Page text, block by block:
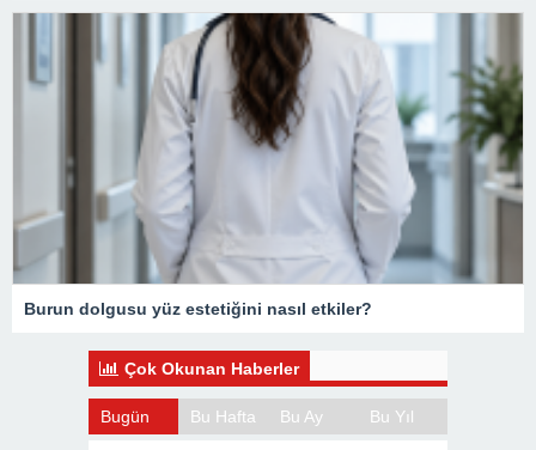
Burun dolgusu yüz estetiğini nasıl etkiler?
Çok Okunan Haberler
Bugün Bu Hafta Bu Ay Bu Yıl